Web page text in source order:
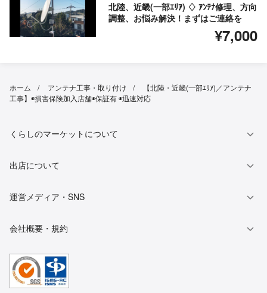
北陸、近畿(一部ｴﾘｱ) ♢ ｱﾝﾃﾅ修理、方向
調整、お悩み解決！まずはご連絡を
¥7,000
ホーム アンテナ工事・取り付け
【北陸・近畿(一部ｴﾘｱ)／アンテナ
工事】◉損害保険加入店舗◉保証有 ◉迅速対応
くらしのマーケットについて
出店について
運営メディア・SNS
会社概要・規約